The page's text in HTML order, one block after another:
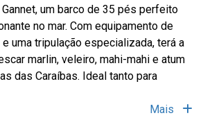
um barco de 35 pés perfeito
no mar. Com equipamento de
uma tripulação especializada, terá a
marlin, veleiro, mahi-mahi e atum
das Caraíbas. Ideal tanto para
Mais